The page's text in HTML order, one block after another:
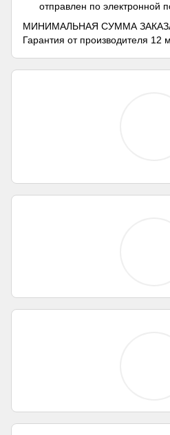
отправлен по электронной
МИНИМАЛЬНАЯ СУММА
Гарантия от производителя 12